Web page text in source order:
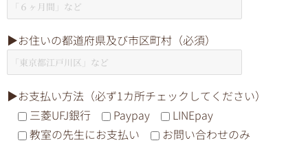
▶︎お住いの都道府県及び市区町村（必須）
▶︎お支払い方法（必ず1カ所チェックしてください）
三菱UFJ銀行
Paypay
LINEpay
教室の先生にお支払い
お問い合わせのみ